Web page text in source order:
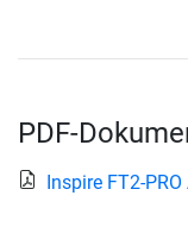
PDF-
Inspire FT2-